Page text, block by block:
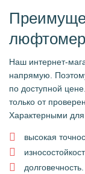
Наш интернет-
напрямую.
по доступной
только от
Характерными для
высокая
долговечность.